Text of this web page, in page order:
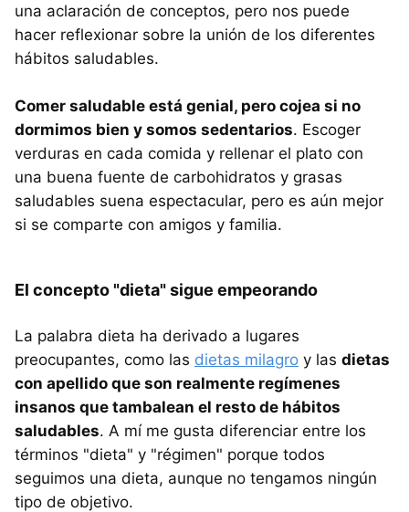
una aclaración de conceptos, pero nos puede
hacer reflexionar sobre la unión de los diferentes
hábitos saludables.
Comer saludable está genial, pero cojea si no
dormimos bien y somos sedentarios. Escoger
verduras en cada comida y rellenar el plato con
una buena fuente de carbohidratos y grasas
saludables suena espectacular, pero es aún mejor
si se comparte con amigos y familia.
El concepto "dieta" sigue empeorando
La palabra dieta ha derivado a lugares
preocupantes, como las dietas milagro y las dietas
con apellido que son realmente regímenes
insanos que tambalean el resto de hábitos
saludables. A mí me gusta diferenciar entre los
términos "dieta" y "régimen" porque todos
seguimos una dieta, aunque no tengamos ningún
tipo de objetivo.